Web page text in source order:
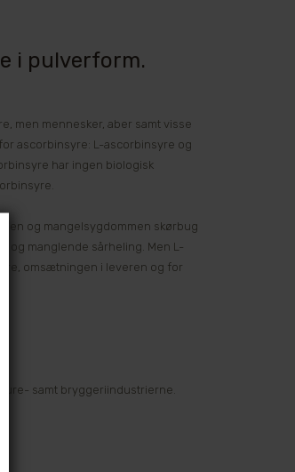
i pulverform.
men mennesker, aber samt visse
ascorbinsyre: L-ascorbinsyre og
har ingen biologisk
og mangelsygdommen skørbug
og manglende sårheling. Men L-
omsætningen i leveren og for
samt bryggeriindustrierne.